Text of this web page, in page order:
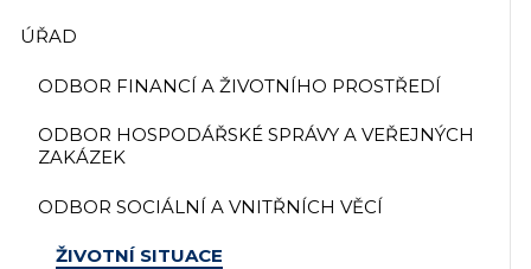
ÚŘAD
ODBOR FINANCÍ A ŽIVOTNÍHO PROSTŘEDÍ
ODBOR HOSPODÁŘSKÉ SPRÁVY A VEŘEJNÝCH
ZAKÁZEK
ODBOR SOCIÁLNÍ A VNITŘNÍCH VĚCÍ
ŽIVOTNÍ SITUACE